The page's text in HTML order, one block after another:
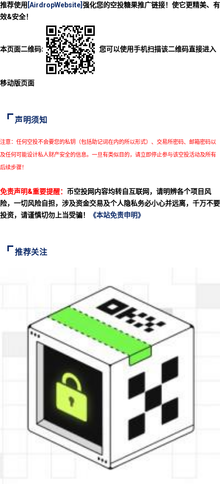
推荐使用 [AirdropWebsite] 强化您的空投糖果推广链接！使它更精美、有
效&安全！
本页面二维码: 您可以使用手机扫描该二维码直接进入
移动版页面
声明须知
注意：任何空投不会要您的私钥（包括助记词在内的所以形式）、交易所密码、邮箱密码以
及任何可能设计私人财产安全的信息。一旦有类似目的，请立即停止参与该空投活动及所有
后续步骤！
免责声明&重要提醒： 币空投网内容均转自互联网，请明辨各个项目风
险，一切风险自担，涉及资金交易及个人隐私务必小心并远离，千万不要
投资，请谨慎切勿上当受骗！
《本站免责申明》
推荐关注